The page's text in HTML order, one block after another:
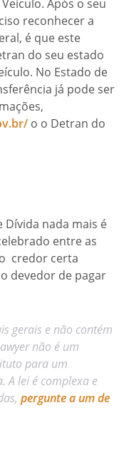
Após o seu
reconhecer a
é que este
do seu estado
No Estado de
já pode ser
o o Detran do
Dívida nada mais é
entre as
credor certa
devedor de pagar
gerais e não contém
não é um
para um
A lei é complexa e
pergunte a um de